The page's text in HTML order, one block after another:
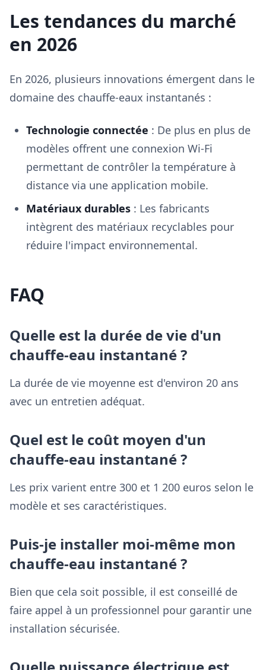
Les tendances du marché
en 2026
En 2026, plusieurs innovations émergent dans le
domaine des chauffe-eaux instantanés :
Technologie connectée : De plus en plus de
modèles offrent une connexion Wi-Fi
permettant de contrôler la température à
distance via une application mobile.
Matériaux durables : Les fabricants
intègrent des matériaux recyclables pour
réduire l'impact environnemental.
FAQ
Quelle est la durée de vie d'un
chauffe-eau instantané ?
La durée de vie moyenne est d'environ 20 ans
avec un entretien adéquat.
Quel est le coût moyen d'un
chauffe-eau instantané ?
Les prix varient entre 300 et 1 200 euros selon le
modèle et ses caractéristiques.
Puis-je installer moi-même mon
chauffe-eau instantané ?
Bien que cela soit possible, il est conseillé de
faire appel à un professionnel pour garantir une
installation sécurisée.